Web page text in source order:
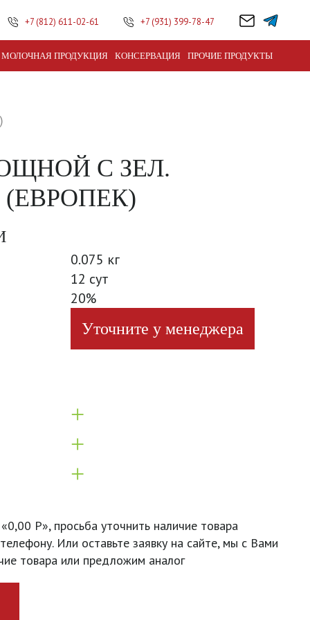
+7 (812) 611-02-61 +7 (931) 399-78-47
МОЛОЧНАЯ ПРОДУКЦИЯ КОНСЕРВАЦИЯ ПРОЧИЕ ПРОДУКТЫ
С ЗЕЛ.
0.075 кг
12 сут
20%
Уточните у менеджера
+
+
+
Р», просьба уточнить наличие товара
Или оставьте заявку на сайте, мы с Вами
товара или предложим аналог